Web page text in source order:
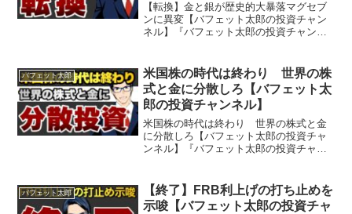
【転換】金と銀が歴史的大暴落マグセブ
ンに異変【バフェット太郎の投資チャン
ネル】『バフェット太郎の投資チャンネ
りやすく解説する、投資・経済専門番組
です。バフェット太郎氏は...
バフェット太郎
米国株の時代は終わり 世界の株
式と金に分散しろ【バフェット太
郎の投資チャンネル】
米国株の時代は終わり 世界の株式と金
に分散しろ【バフェット太郎の投資チャ
ンネル】『バフェット太郎の投資チャン
かりやすく解説する、投資・経済専門番
組です。バフェット太郎氏...
バフェット太郎
【終了】FRB利上げの打ち止めを
示唆【バフェット太郎の投資チャ